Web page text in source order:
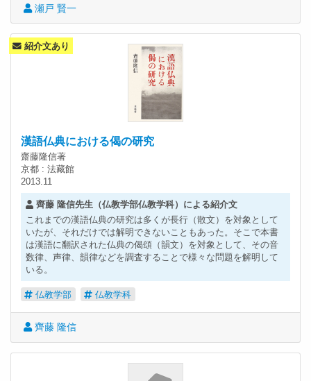
瀬戸 賢一
漢語仏典における偈の研究
齋藤隆信著
京都 : 法藏館
2013.11
齊藤 隆信先生（仏教学部仏教学科）による紹介文
これまでの漢語仏典の研究は多くが長行（散文）を対象として
いたが、それだけでは解明できないこともあった。そこで本書
は漢語に翻訳された仏典の偈頌（韻文）を対象として、その音
数律、声律、韻律などを調査することで様々な問題を解明して
いる。
仏教学部 仏教学科
齊藤 隆信
紹介文あり